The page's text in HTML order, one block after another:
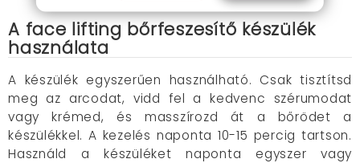
A face lifting bőrfeszesítő készülék
használata
A készülék egyszerűen használható. Csak tisztítsd
meg az arcodat, vidd fel a kedvenc szérumodat
vagy krémed, és masszírozd át a bőrödet a
készülékkel. A kezelés naponta 10-15 percig tartson.
Használd a készüléket naponta egyszer vagy